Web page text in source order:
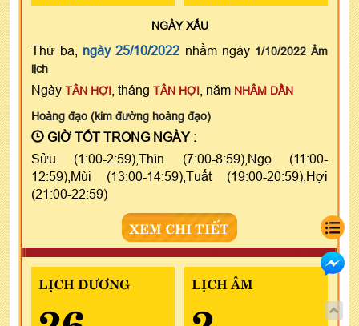
NGÀYXẤU
Thứ ba, ngày 25/10/2022 nhằm ngày 1/10/2022 Âm
lịch
Ngày TÂN HỢI , tháng TÂN HỢI , năm NHÂM DẦN
Hoàng đạo (kim đường hoàng đạo)
GIỜ TỐT TRONG NGÀY :
Sửu (1:00-2:59),Thìn (7:00-8:59),Ngọ (11:00-
12:59),Mùi (13:00-14:59),Tuất (19:00-20:59),Hợi
(21:00-22:59)
XEM CHI TIẾT
LỊCH DƯƠNG LỊCH ÂM